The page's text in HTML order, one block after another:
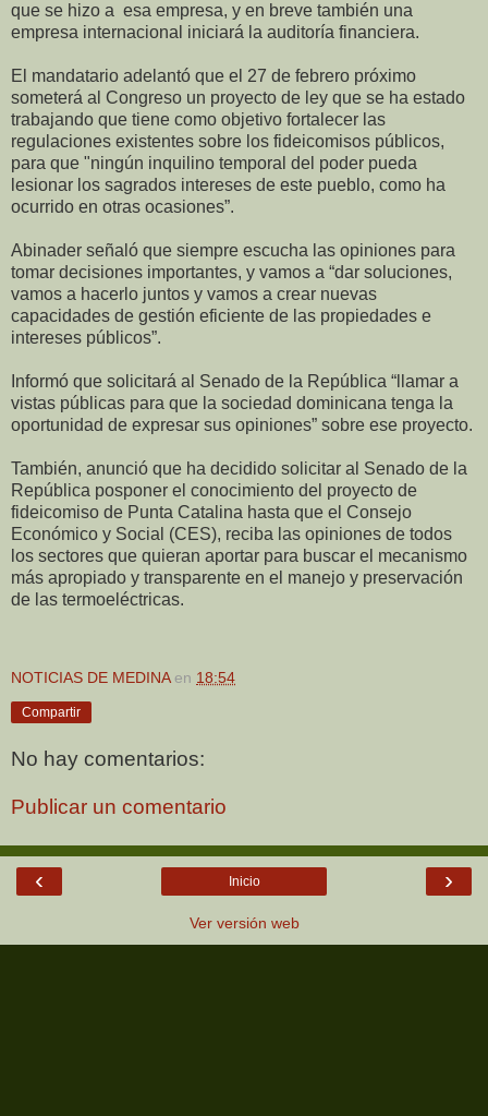
que se hizo a esa empresa, y en breve también una
empresa internacional iniciará la auditoría financiera.
El mandatario adelantó que el 27 de febrero próximo
someterá al Congreso un proyecto de ley que se ha estado
trabajando que tiene como objetivo fortalecer las
regulaciones existentes sobre los fideicomisos públicos,
para que "ningún inquilino temporal del poder pueda
lesionar los sagrados intereses de este pueblo, como ha
ocurrido en otras ocasiones”.
Abinader señaló que siempre escucha las opiniones para
tomar decisiones importantes, y vamos a “dar soluciones,
vamos a hacerlo juntos y vamos a crear nuevas
capacidades de gestión eficiente de las propiedades e
intereses públicos”.
Informó que solicitará al Senado de la República “llamar a
vistas públicas para que la sociedad dominicana tenga la
oportunidad de expresar sus opiniones” sobre ese proyecto.
También, anunció que ha decidido solicitar al Senado de la
República posponer el conocimiento del proyecto de
fideicomiso de Punta Catalina hasta que el Consejo
Económico y Social (CES), reciba las opiniones de todos
los sectores que quieran aportar para buscar el mecanismo
más apropiado y transparente en el manejo y preservación
de las termoeléctricas.
NOTICIAS DE MEDINA en 18:54
Compartir
No hay comentarios:
Publicar un comentario
‹ ›
Inicio
Ver versión web